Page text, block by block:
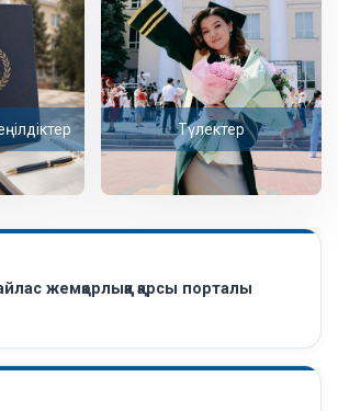
Түлектер
жемқорлыққа қарсы порталы